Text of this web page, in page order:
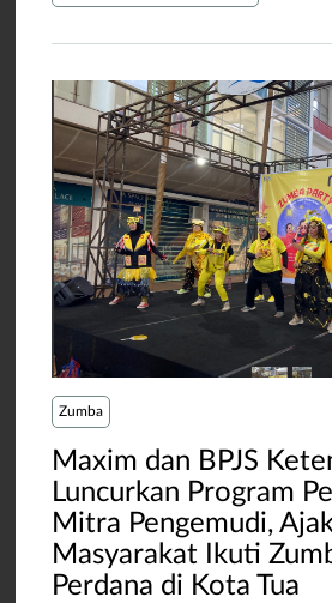
Zumba
​Maxim dan BPJS
Luncurkan Program
Mitra Pengemudi,
Masyarakat Ikuti
Perdana di Kota Tua